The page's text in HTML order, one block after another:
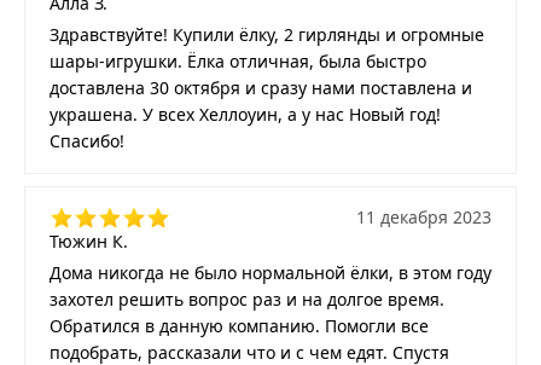
Здравствуйте! Купили ёлку, 2 гирлянды и огромные
шары-игрушки. Ёлка отличная, была быстро
доставлена 30 октября и сразу нами поставлена и
украшена. У всех Хеллоуин, а у нас Новый год!
Спасибо!
Тюжин К.
11 декабря 2023
Дома никогда не было нормальной ёлки, в этом году
захотел решить вопрос раз и на долгое время.
Обратился в данную компанию. Помогли все
подобрать, рассказали что и с чем едят. Спустя